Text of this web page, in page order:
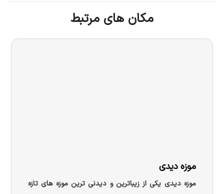
مکان های مرتبط
موزه دیدی
موزه دیدی یکی از زیباترین و دیدنی ترین موزه های تازه